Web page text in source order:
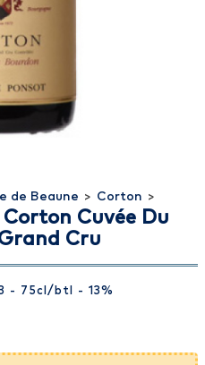
de Beaune > Corton >
Cuvée Du
Cru
- 75cl /btl - 13%